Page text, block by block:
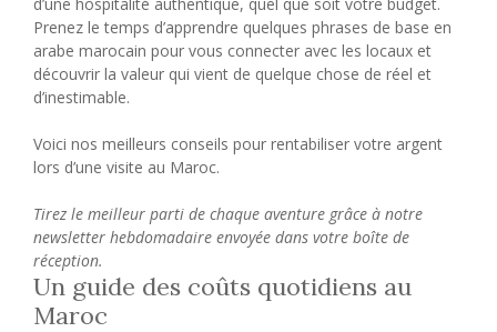
Prenez le temps d’apprendre quelques phrases de base en
arabe marocain pour vous connecter avec les locaux et
découvrir la valeur qui vient de quelque chose de réel et
d’inestimable.
Voici nos meilleurs conseils pour rentabiliser votre argent
lors d’une visite au Maroc.
Tirez le meilleur parti de chaque aventure grâce à notre
newsletter hebdomadaire envoyée dans votre boîte de
réception.
Un guide des coûts quotidiens au
Maroc